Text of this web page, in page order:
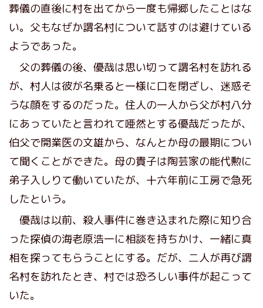
葬儀の直後に村を出てから一度も帰郷したことはな
い。父もなぜか謂名村について話すのは避けている
ようであった。
父の葬儀の後、優哉は思い切って謂名村を訪れる
が、村人は彼が名乗ると一様に口を閉ざし、迷惑そ
うな顔をするのだった。住人の一人から父が村八分
にあっていたと言われて唖然とする優哉だったが、
伯父で開業医の文雄から、なんとか母の最期につい
て聞くことができた。母の貴子は陶芸家の能代勲に
弟子入しりて働いていたが、十六年前に工房で急死
したという。
優哉は以前、殺人事件に巻き込まれた際に知り合
った探偵の海老原浩一に相談を持ちかけ、一緒に真
相を探ってもらうことにする。だが、二人が再び謂
名村を訪れたとき、村では恐ろしい事件が起こって
いた。